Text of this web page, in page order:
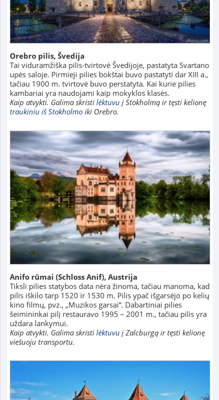
Orebro pilis, Švedija
Tai viduramžiška pilis-tvirtovė Švedijoje, pastatyta Svartano
upės saloje. Pirmieji pilies bokštai buvo pastatyti dar XIII a.,
tačiau 1900 m. tvirtovė buvo perstatyta. Kai kurie pilies
kambariai yra naudojami kaip mokyklos klasės.
Kaip atvykti. Galima skristi lėktuvu į Stokholmą ir tęsti kelionę
traukiniu iš Stokholmoiki Orebro.
Anifo rūmai (Schloss Anif), Austrija
Tiksli pilies statybos data nėra žinoma, tačiau manoma, kad
pilis iškilo tarp 1520 ir 1530 m. Pilis ypač išgarsėjo po kelių
kino filmų, pvz., „Muzikos garsai“. Dabartiniai pilies
šeimininkai pilį restauravo 1995 – 2001 m., tačiau pilis yra
uždara lankymui.
Kaip atvykti. Galima skristi lėktuvu į Zalcburgą ir tęsti kelionę
viešuoju transportu.